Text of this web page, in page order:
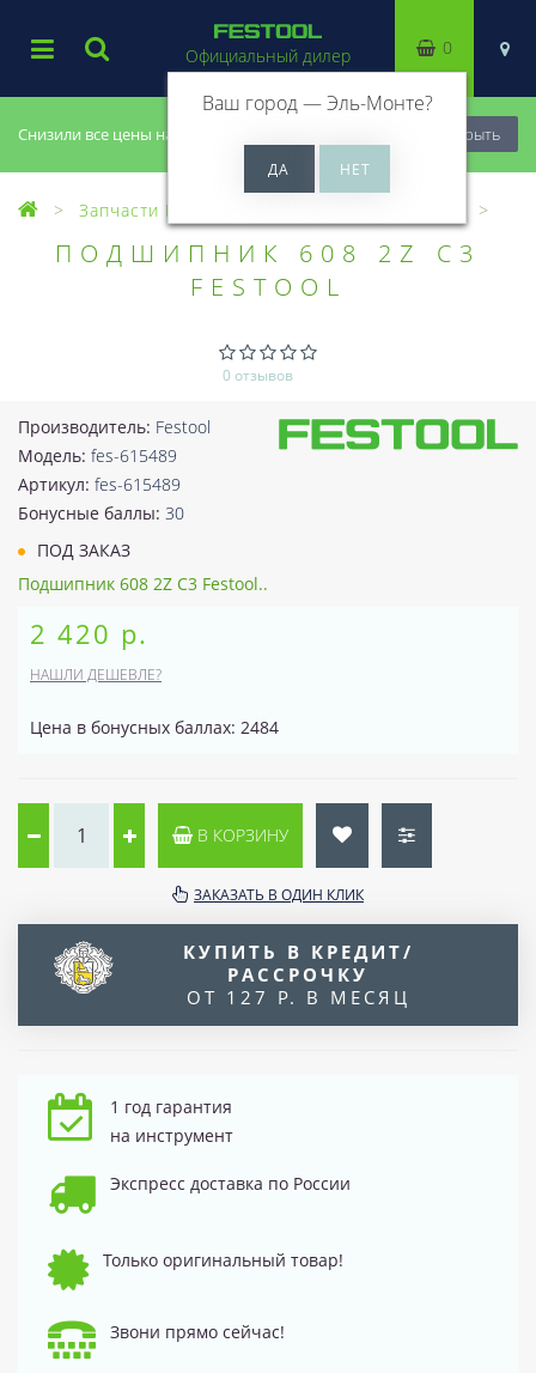
Снизили все цены на 20%, успей купить! Закрыть
Официальный дилер
Ваш город —Эль-Монте?
0
Запчасти Festool
ПОДШИПНИК 608 2Z C3
FESTOOL
0 отзывов
Производитель: Festool
Модель: fes-615489
Артикул: fes-615489
Бонусные баллы: 30
ПОД ЗАКАЗ
Подшипник 608 2Z C3 Festool..
2 420 р.
НАШЛИ ДЕШЕВЛЕ?
Цена в бонусных баллах: 2484
В КОРЗИНУ
ЗАКАЗАТЬ В ОДИН КЛИК
КУПИТЬ В КРЕДИТ/
РАССРОЧКУ
ОТ 127 Р. В МЕСЯЦ
1 год гарантия
на инструмент
Экспресс доставка по России
Только оригинальный товар!
Звони прямо сейчас!